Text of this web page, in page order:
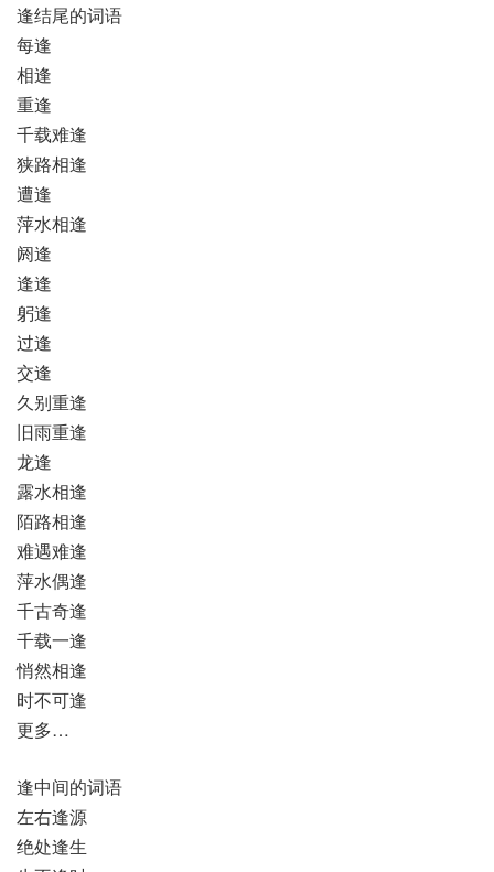
逢结尾的词语
每逢
相逢
重逢
千载难逢
狭路相逢
遭逢
萍水相逢
阏逢
逢逢
躬逢
过逢
交逢
久别重逢
旧雨重逢
龙逢
露水相逢
陌路相逢
难遇难逢
萍水偶逢
千古奇逢
千载一逢
悄然相逢
时不可逢
更多…
逢中间的词语
左右逢源
绝处逢生